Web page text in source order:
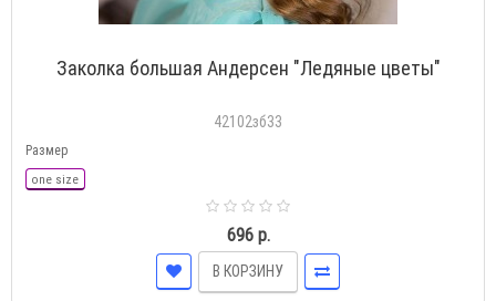
Заколка большая Андерсен "Ледяные цветы"
42102зб33
Размер
one size
696 р.
В КОРЗИНУ